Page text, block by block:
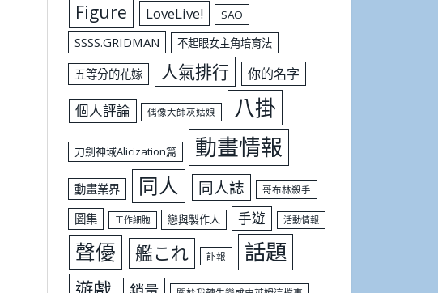
Figure LoveLive! SAO
SSSS.GRIDMAN 不起眼女主角培育法
五等分的花嫁 人氣排行 你的名字
個人評論 偶像大師灰姑娘 八掛
刀劍神域Alicization篇 動畫情報
動畫業界 同人 同人誌 哥布林殺手
圖集 工作細胞 戀與製作人 手遊 活動情報
聲優 艦これ 訃報 話題